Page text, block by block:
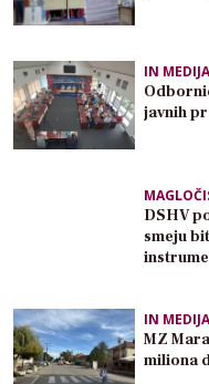
IN MEDIJA
javnih
DSHV
smeju
IN MEDIJA
MZ
miliona